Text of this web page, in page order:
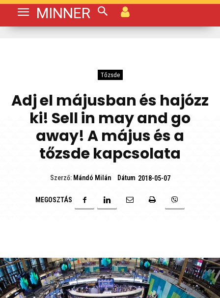
MINNER
Tőzsde
Adj el májusban és hajózz
ki! Sell in may and go
away! A május és a
tőzsde kapcsolata
Szerző: Mándó Milán Dátum 2018-05-07
MEGOSZTÁS